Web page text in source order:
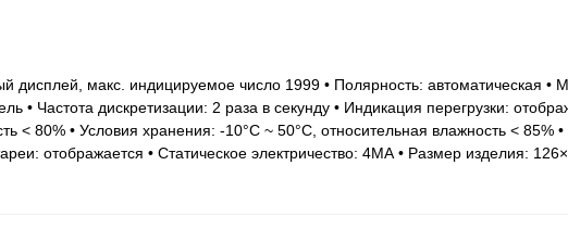
дисплей, макс. индицируемое число 1999 • Полярность: автоматическая •
• Частота дискретизации: 2 раза в секунду • Индикация перегрузки:
< 80% • Условия хранения: -10°С ~ 50°C, относительная влажность < 85%
отображается • Статическое электричество: 4МА • Размер изделия: